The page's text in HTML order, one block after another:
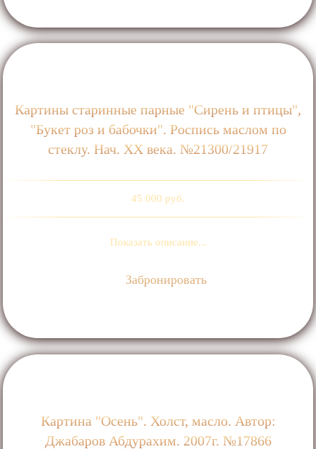
Картины старинные парные "Сирень и птицы",
"Букет роз и бабочки". Роспись маслом по
стеклу. Нач. ХХ века. №21300/21917
45 000 руб.
Показать описание...
Забронировать
Картина "Осень". Холст, масло. Автор:
Джабаров Абдурахим. 2007г. №17866